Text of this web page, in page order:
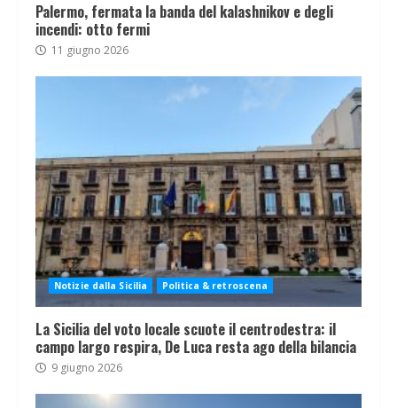
Palermo, fermata la banda del kalashnikov e degli
incendi: otto fermi
11 giugno 2026
Notizie dalla Sicilia Politica & retroscena
La Sicilia del voto locale scuote il centrodestra: il
campo largo respira, De Luca resta ago della bilancia
9 giugno 2026